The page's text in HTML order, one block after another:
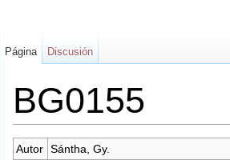
BG0155
Autor Sántha, Gy.
Página Discusión